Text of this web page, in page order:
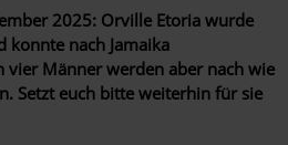
2025: Orville Etoria wurde
konnte nach Jamaika
vier Männer werden aber nach wie
Setzt euch bitte weiterhin für sie